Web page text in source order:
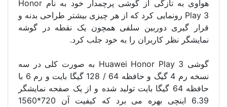
هواوی به تازگی از گوشی پرچمدار خود به نام Honor
Play 3 رونمایی کرد که از هر چیزی بیشتر طراحی بدنه و
قرار گیری دوربین سلفی همچون یک نقطه در گوشه
نمایشگر نظر کاربران را به خود جلب کرد.
گوشی Huawei Honor Play 3 به صورت کلی در سه
نسخه رم 4 گیگ و حافظه 64 / 128 گیگا بایت و رم 6 با
حافظه 64 گیگا بایت تولید شده و از یک صفحه نمایشگر
6.39 اینچی بهره می برد که کیفیت آن 720*1560